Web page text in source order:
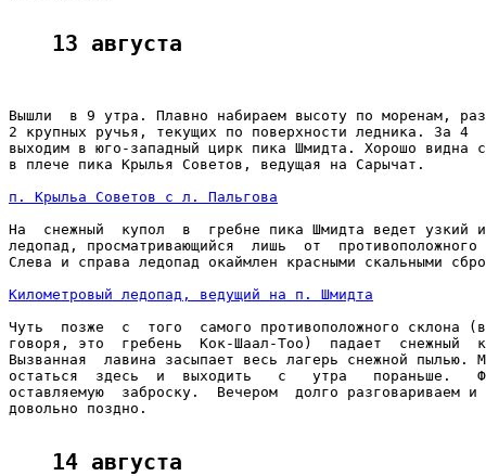
13 августа
Вышли  в 9 утра. Плавно набираем высоту по моренам,
2 крупных ручья, текущих по поверхности ледника. За 4
выходим в юго-западный цирк пика Шмидта. Хорошо видна
в плече пика Крылья Советов, ведущая на Сарычат.
п. Крыльа Советов с л. Пальгова
На  снежный  купол  в  гребне пика Шмидта ведет узкий
ледопад, просматривающийся  лишь  от
Слева и справа ледопад окаймлен красными скальными
Километровый ледопад, ведущий на п. Шмидта
Чуть  позже  с  того  самого противоположного склона
говоря, это  гребень  Кок-Шаал-Тоо)  падает  снежный
Вызванная  лавина засыпает весь лагерь снежной пылью.
остаться  здесь  и  выходить   с   утра   пораньше.
оставляемую  заброску.  Вечером  долго разговариваем и
довольно поздно.
14 августа